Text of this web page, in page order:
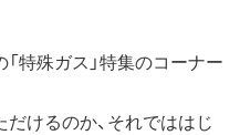
特殊ガス」特集のコーナー
けるのか、それでははじ